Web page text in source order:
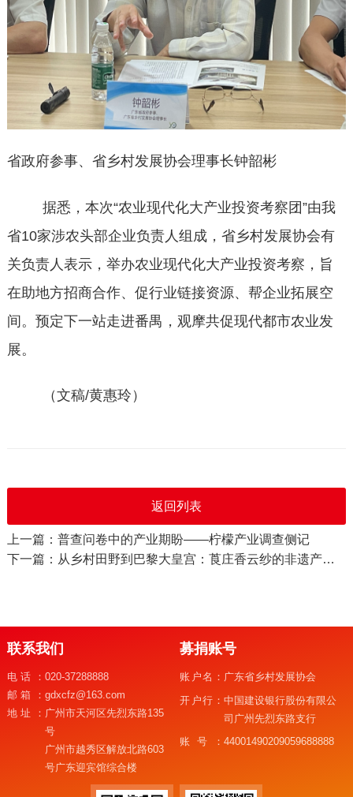
省政府参事、省乡村发展协会理事长钟韶彬
据悉，本次“农业现代化大产业投资考察团”由我
省10家涉农头部企业负责人组成，省乡村发展协会有
关负责人表示，举办农业现代化大产业投资考察，旨
在助地方招商合作、促行业链接资源、帮企业拓展空
间。预定下一站走进番禺，观摩共促现代都市农业发
展。
（文稿/黄惠玲）
返回列表
上一篇：普查问卷中的产业期盼——柠檬产业调查侧记
下一篇：从乡村田野到巴黎大皇宫：莨庄香云纱的非遗产业化之路
联系我们
电话： 020-37288888
邮箱： gdxcfz@163.com
地址： 广州市天河区先烈东路135
号
广州市越秀区解放北路603
号广东迎宾馆综合楼
募捐账号
账户名： 广东省乡村发展协会
开户行：中国建设银行股份有限公
司广州先烈东路支行
账号：44001490209059688888